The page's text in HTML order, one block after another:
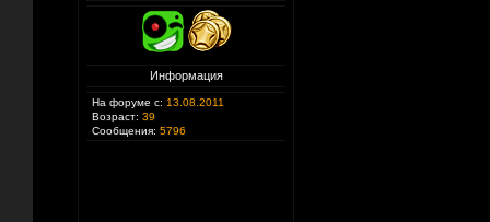
Информация
На форуме с: 13.08.2011
Возраст: 39
Сообщения: 5796